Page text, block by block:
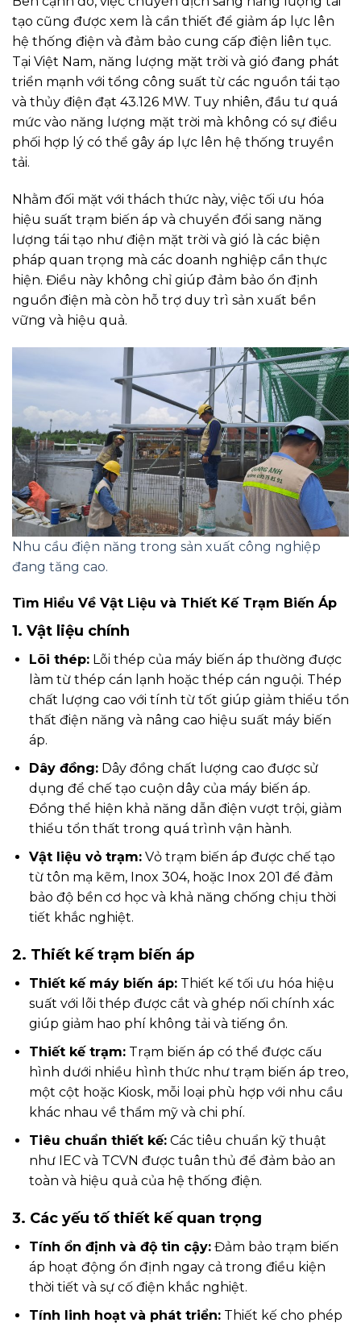
tạo cũng được xem là cần thiết để giảm áp lực lên
hệ thống điện và đảm bảo cung cấp điện liên tục.
Tại Việt Nam, năng lượng mặt trời và gió đang phát
triển mạnh với tổng công suất từ các nguồn tái tạo
và thủy điện đạt 43.126 MW. Tuy nhiên, đầu tư quá
mức vào năng lượng mặt trời mà không có sự điều
phối hợp lý có thể gây áp lực lên hệ thống truyền
tải.
Nhằm đối mặt với thách thức này, việc tối ưu hóa
hiệu suất trạm biến áp và chuyển đổi sang năng
lượng tái tạo như điện mặt trời và gió là các biện
pháp quan trọng mà các doanh nghiệp cần thực
hiện. Điều này không chỉ giúp đảm bảo ổn định
nguồn điện mà còn hỗ trợ duy trì sản xuất bền
vững và hiệu quả.
Nhu cầu điện năng trong sản xuất công nghiệp
đang tăng cao.
Tìm Hiểu Về Vật Liệu và Thiết Kế Trạm Biến Áp
1. Vật liệu chính
Lõi thép:Lõi thép của máy biến áp thường được
làm từ thép cán lạnh hoặc thép cán nguội. Thép
chất lượng cao với tính từ tốt giúp giảm thiểu tổn
thất điện năng và nâng cao hiệu suất máy biến
áp.
Dây đồng:Dây đồng chất lượng cao được sử
dụng để chế tạo cuộn dây của máy biến áp.
Đồng thể hiện khả năng dẫn điện vượt trội, giảm
thiểu tổn thất trong quá trình vận hành.
Vật liệu vỏ trạm:Vỏ trạm biến áp được chế tạo
từ tôn mạ kẽm, Inox 304, hoặc Inox 201 để đảm
bảo độ bền cơ học và khả năng chống chịu thời
tiết khắc nghiệt.
2. Thiết kế trạm biến áp
Thiết kế máy biến áp:Thiết kế tối ưu hóa hiệu
suất với lõi thép được cắt và ghép nối chính xác
giúp giảm hao phí không tải và tiếng ồn.
Thiết kế trạm:Trạm biến áp có thể được cấu
hình dưới nhiều hình thức như trạm biến áp treo,
một cột hoặc Kiosk, mỗi loại phù hợp với nhu cầu
khác nhau về thẩm mỹ và chi phí.
Tiêu chuẩn thiết kế:Các tiêu chuẩn kỹ thuật
như IEC và TCVN được tuân thủ để đảm bảo an
toàn và hiệu quả của hệ thống điện.
3. Các yếu tố thiết kế quan trọng
Tính ổn định và độ tin cậy:Đảm bảo trạm biến
áp hoạt động ổn định ngay cả trong điều kiện
thời tiết và sự cố điện khắc nghiệt.
Tính linh hoạt và phát triển:Thiết kế cho phép